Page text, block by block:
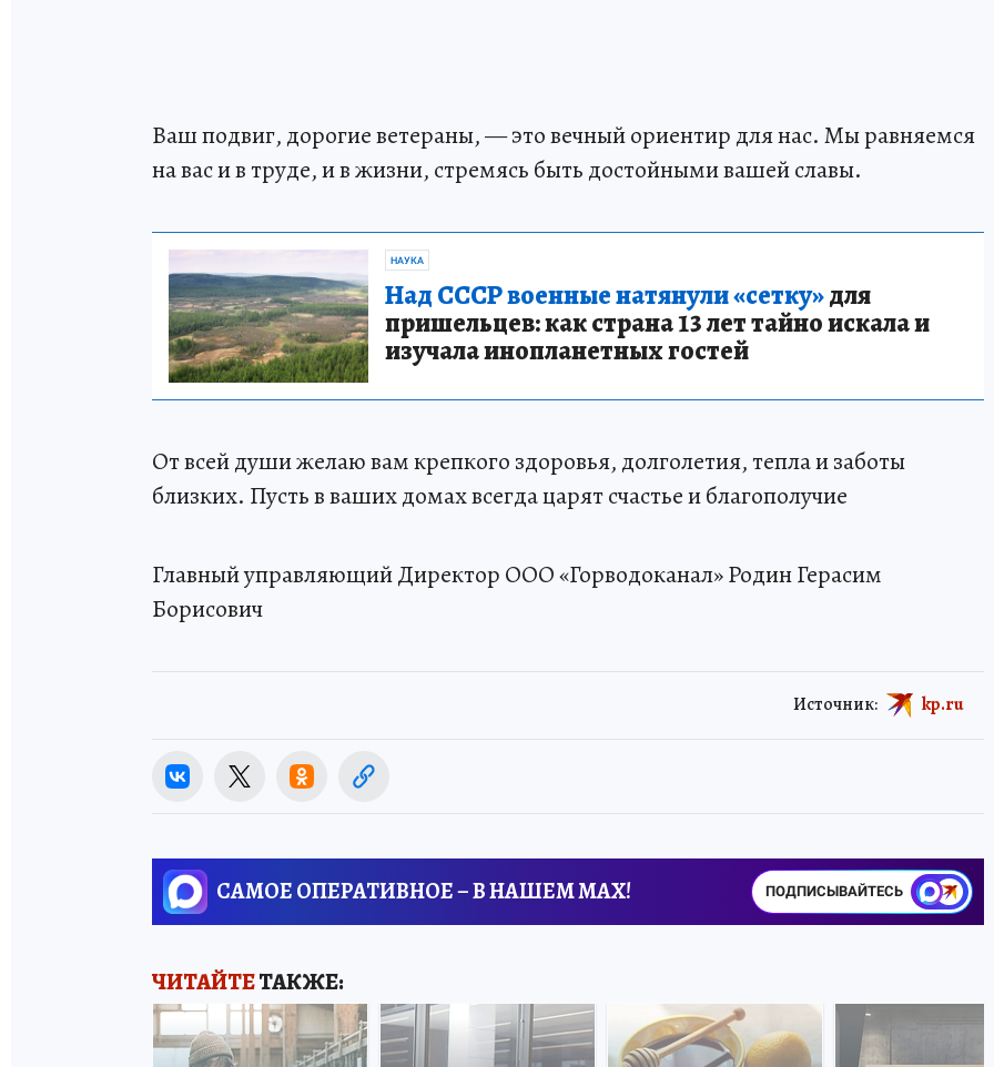
Ваш подвиг, дорогие ветераны, — это вечный ориентир для нас. Мы равняемся
на вас и в труде, и в жизни, стремясь быть достойными вашей славы.
НАУКА
Над СССР военные натянули «сетку»для
пришельцев: как страна 13 лет тайно искала и
изучала инопланетных гостей
От всей души желаю вам крепкого здоровья, долголетия, тепла и заботы
близких. Пусть в ваших домах всегда царят счастье и благополучие
Главный управляющий Директор ООО «Горводоканал» Родин Герасим
Борисович
Источник: kp.ru
САМОЕ ОПЕРАТИВНОЕ – В НАШЕМ MAX! ПОДПИСЫВАЙТЕСЬ
ЧИТАЙТЕТАКЖЕ: